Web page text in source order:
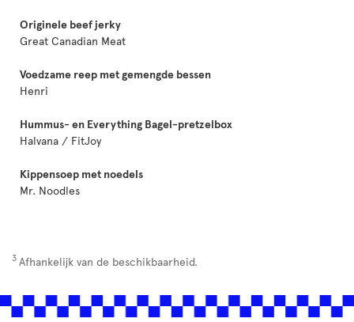
Originele beef jerky
Great Canadian Meat
Voedzame reep met gemengde bessen
Henri
Hummus- en Everything Bagel-pretzelbox
Halvana / FitJoy
Kippensoep met noedels
Mr. Noodles
3 Afhankelijk van de beschikbaarheid.